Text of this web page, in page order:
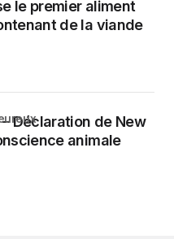
le premier aliment
de la viande
Déclaration de New
animale